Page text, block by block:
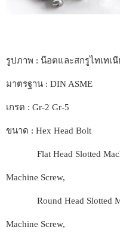
รูปภาพ : น๊อตและสกรูไทเทเ
มาตรฐาน : DIN ASME
เกรด : Gr-2 Gr-5
ขนาด : Hex Head Bolt
Flat Head Slotted
Machine Screw,
Round Head Slotted
Machine Screw,